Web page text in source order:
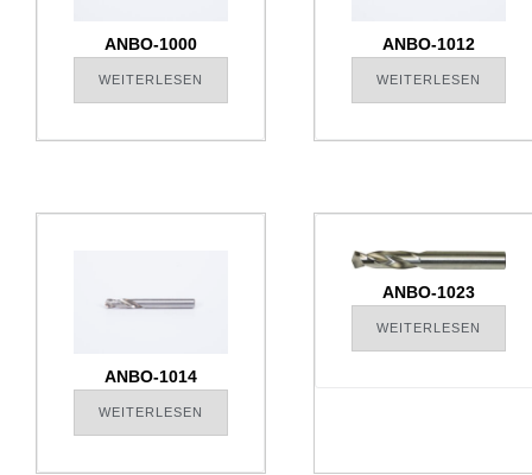
ANBO-1000
WEITERLESEN
ANBO-1012
WEITERLESEN
ANBO-1014
WEITERLESEN
ANBO-1023
WEITERLESEN